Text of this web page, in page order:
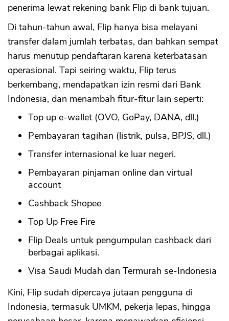
penerima lewat rekening bank Flip di bank tujuan.
Di tahun-tahun awal, Flip hanya bisa melayani
transfer dalam jumlah terbatas, dan bahkan sempat
harus menutup pendaftaran karena keterbatasan
operasional. Tapi seiring waktu, Flip terus
berkembang, mendapatkan izin resmi dari Bank
Indonesia, dan menambah fitur-fitur lain seperti:
Top up e-wallet (OVO, GoPay, DANA, dll.)
Pembayaran tagihan (listrik, pulsa, BPJS, dll.)
Transfer internasional ke luar negeri.
Pembayaran pinjaman online dan virtual
account
Cashback Shopee
Top Up Free Fire
Flip Deals untuk pengumpulan cashback dari
berbagai aplikasi.
Visa Saudi Mudah dan Termurah se-Indonesia
Kini, Flip sudah dipercaya jutaan pengguna di
Indonesia, termasuk UMKM, pekerja lepas, hingga